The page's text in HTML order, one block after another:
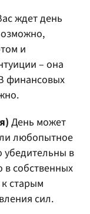
ждет день
и
– она
финансовых
День может
любопытное
в
в собственных
старым
сил.